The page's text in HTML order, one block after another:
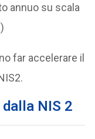
annuo su scala
far accelerare il
NIS 2